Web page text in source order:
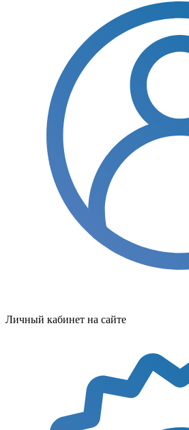
Личный кабинет на сайте